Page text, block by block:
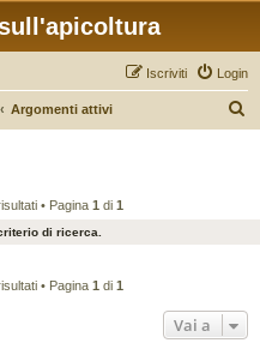
Login
Iscriviti
Argomenti attivi
• Pagina 1 di 1
di ricerca.
• Pagina 1 di 1
Vai a